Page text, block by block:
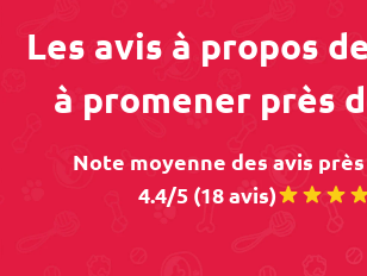
Les avis à propos
à promener près
Note moyenne des avis près
4.4/5 (18 avis)